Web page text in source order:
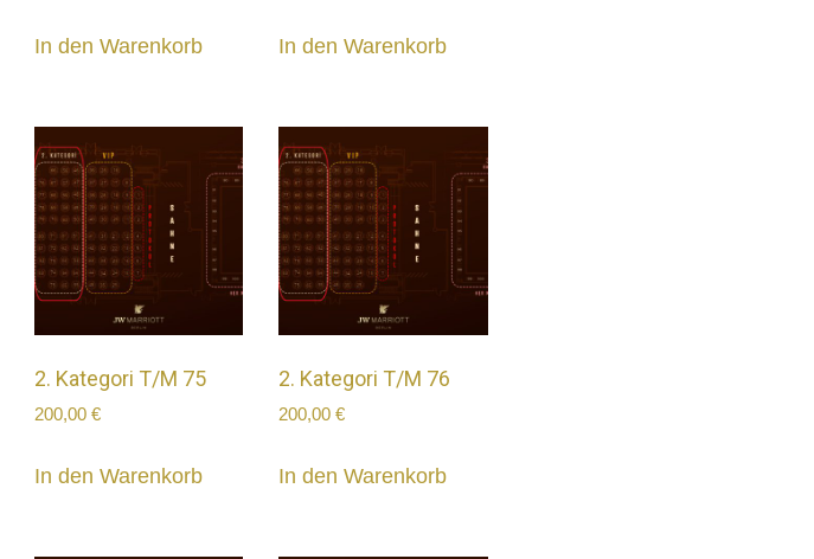
In den Warenkorb In den Warenkorb
2. Kategori T/M 75
200,00 €
In den Warenkorb
2. Kategori T/M 76
200,00€
In den Warenkorb